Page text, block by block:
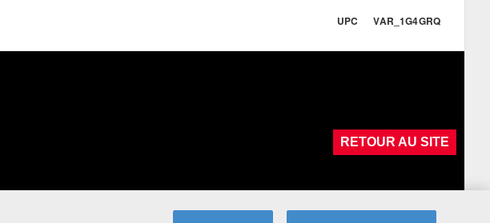
UPC VAR_1G4GRQ
RETOUR AU SITE